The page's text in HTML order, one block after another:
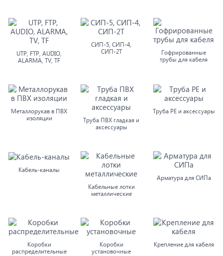
UTP, FTP, AUDIO,
ALARMA, TV, TF
СИП-5, СИП-4,
СИП-2Т
Гофрированные
трубы для кабеля
Металлорукав в ПВХ
изоляции
Труба ПВХ гладкая и
аксессуары
Труба PE и аксессуары
Кабель-каналы
Кабельные лотки
металлические
Арматура для СИПа
Коробки
распределительные
Коробки
установочные
Крепление для кабеля